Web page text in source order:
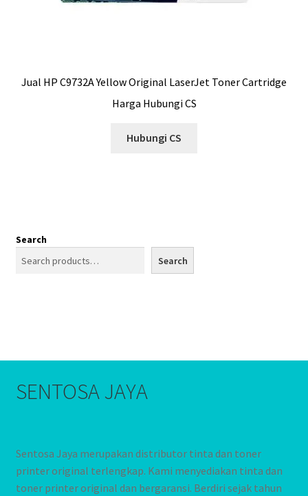
Jual HP C9732A Yellow Original LaserJet Toner Cartridge
Harga Hubungi CS
Hubungi CS
Search
Search
SENTOSA JAYA
Sentosa Jaya merupakan distributor tinta dan toner
printer original terlengkap. Kami menyediakan tinta dan
toner printer original dan bergaransi. Berdiri sejak tahun